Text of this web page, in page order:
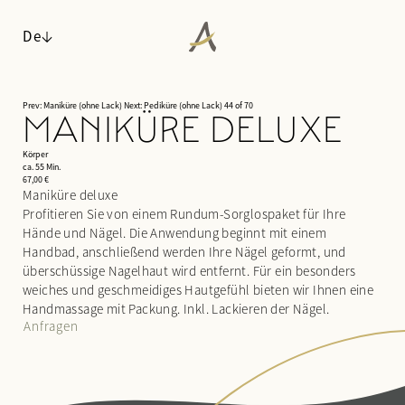
De
ANGERHOF
Philosophie & Geschichte
Panoramalage
Auszeichnungen
Nachhaltigkeit
Impressionen
Karriere
WOHNEN
Zimmer & Suiten
Inklusivleistungen & Wissenswertes
Arrangements
Last minute
Anfragen
Buchen
WALDSPA
Wasserwelt
Saunawelt
Ruheräume
Anwendungen
Day Spa
KULINARIK
SEMINARE & EVENTS
Prev: Maniküre (ohne Lack)Next: Pediküre (ohne Lack)44 of 70
MANIKÜRE DELUXE
Körper
ca. 55 Min.
67,00 €
Maniküre deluxe
Profitieren Sie von einem Rundum-Sorglospaket für Ihre
Hände und Nägel. Die Anwendung beginnt mit einem
Handbad, anschließend werden Ihre Nägel geformt, und
überschüssige Nagelhaut wird entfernt. Für ein besonders
weiches und geschmeidiges Hautgefühl bieten wir Ihnen eine
Handmassage mit Packung. Inkl. Lackieren der Nägel.
Anfragen